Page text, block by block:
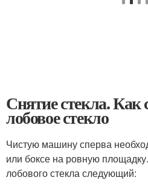
Снятие стекла. Как
лобовое стекло
Чистую машину сперва
или боксе на ровную
лобового стекла следующий: